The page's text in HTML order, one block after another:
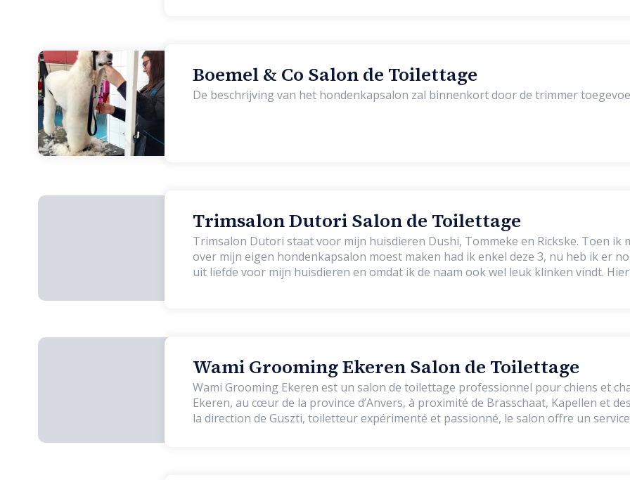
Boemel & Co Salon de Toilettage
De beschrijving van het hondenkapsalon zal binnenkort door de trimmer
Trimsalon Dutori Salon de Toilettage
Trimsalon Dutori staat voor mijn huisdieren Dushi, Tommeke en Rickske. Toen ik
over mijn eigen hondenkapsalon moest maken had ik enkel deze 3, nu heb ik er
uit liefde voor mijn huisdieren en omdat ik de naam ook wel leuk klinken vindt.
Wami Grooming Ekeren Salon de Toilettage
Wami Grooming Ekeren est un salon de toilettage professionnel pour chiens et
Ekeren, au cœur de la province d’Anvers, à proximité de Brasschaat, Kapellen et des
la direction de Guszti, toiletteur expérimenté et passionné, le salon offre un